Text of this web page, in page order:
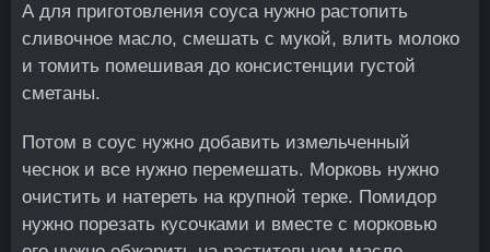
А для приготовления соуса нужно растопить
сливочное масло, смешать с мукой, влить молоко
и томить помешивая до консистенции густой
сметаны.
Потом в соус нужно добавить измельченный
чеснок и все нужно перемешать. Морковь нужно
очистить и натереть на крупной терке. Помидор
нужно порезать кусочками и вместе с морковью